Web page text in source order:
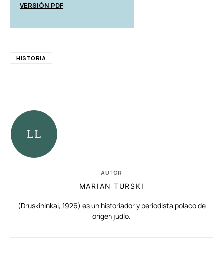
VERSIÓN PDF
HISTORIA
AUTOR
MARIAN TURSKI
(Druskininkai, 1926) es un historiador y periodista polaco de
origen judío.